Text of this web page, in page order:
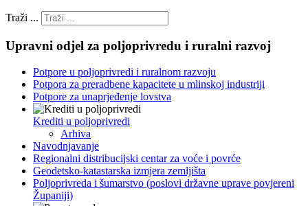
Traži ...
Upravni odjel za poljoprivredu i ruralni razvoj
Potpore u poljoprivredi i ruralnom razvoju
Potpora za preradbene kapacitete u mlinskoj industriji
Potpore za unaprjeđenje lovstva
Krediti u poljoprivredi
Arhiva
Navodnjavanje
Regionalni distribucijski centar za voće i povrće
Geodetsko-katastarska izmjera zemljišta
Poljoprivreda i šumarstvo (poslovi državne uprave povjereni
Županiji)